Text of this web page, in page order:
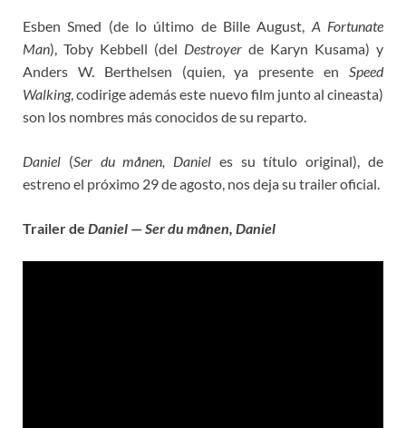
Esben Smed (de lo último de Bille August, A Fortunate
Man), Toby Kebbell (del Destroyer de Karyn Kusama) y
Anders W. Berthelsen (quien, ya presente en Speed
Walking, codirige además este nuevo film junto al cineasta)
son los nombres más conocidos de su reparto.
Daniel (Ser du månen, Daniel es su título original), de
estreno el próximo 29 de agosto, nos deja su trailer oficial.
Trailer de Daniel —Ser du månen, Daniel